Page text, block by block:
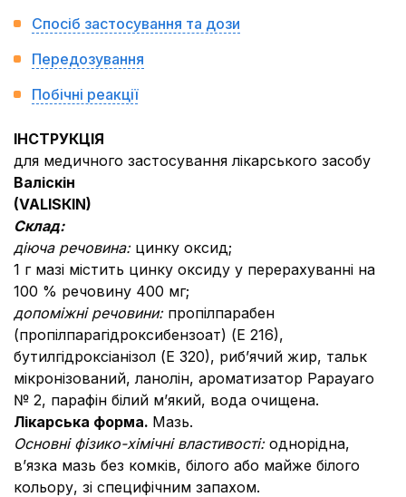
Спосіб застосування та дози
Передозування
Побічні реакції
ІНСТРУКЦІЯ
для медичного застосування лікарського засобу
Валіскін
(VALISКIN)
Склад:
діюча речовина: цинку оксид;
1 г мазі містить цинку оксиду у перерахуванні на
100 % речовину 400 мг;
допоміжні речовини: пропілпарабен
(пропілпарагідроксибензоат) (Е 216),
бутилгідроксіанізол (Е 320), риб’ячий жир, тальк
мікронізований, ланолін, ароматизатор Рарауаro
№ 2, парафін білий м’який, вода очищена.
Лікарська форма. Мазь.
Основні фізико-хімічні властивості: однорідна,
в’язка мазь без комків, білого або майже білого
кольору, зі специфічним запахом.